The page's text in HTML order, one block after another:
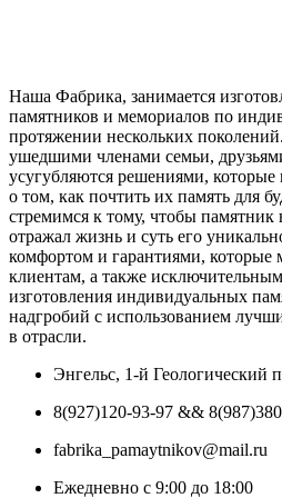
Наша Фабрика, занимается
памятников и мемориалов по
протяжении нескольких
ушедшими членами семьи,
усугубляются решениями,
о том, как почтить их память для
стремимся к тому, чтобы памятник
отражал жизнь и суть его
комфортом и гарантиями,
клиентам, а также
изготовления индивидуальных
надгробий с использованием
в отрасли.
Энгельс, 1-й Геологический
8(927)120-93-97 &&
fabrika_pamaytnikov@mail.ru
Ежедневно с 9:00 до 18:00